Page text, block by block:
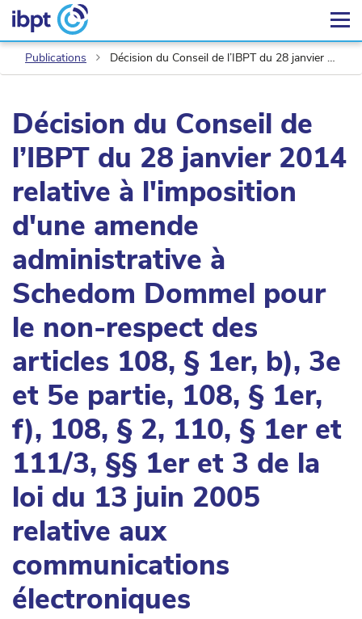
Publications Décision du Conseil de l’IBPT du 28 janvier 2014 relative à l'imposition d'une amende administrative à Schedom Dommel pour le non-respect des articles 108, § 1er, b), 3e et 5e partie, 108, § 1er, f), 108, § 2, 110, § 1er et 111/3, §§ 1er et 3 de la loi du 13 juin 2005 relative aux communications électroniques
Décision du Conseil de
l’IBPT du 28 janvier 2014
relative à l'imposition
d'une amende
administrative à
Schedom Dommel pour
le non-respect des
articles 108, § 1er, b), 3e
et 5e partie, 108, § 1er,
f), 108, § 2, 110, § 1er et
111/3, §§ 1er et 3 de la
loi du 13 juin 2005
relative aux
communications
électroniques